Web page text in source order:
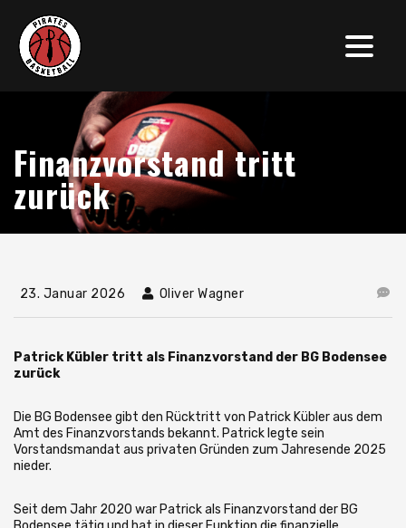
Finanzvorstand tritt
zurück
23. Januar 2026 Oliver Wagner
Patrick Kübler tritt als Finanzvorstand der BG Bodensee
zurück
Die BG Bodensee gibt den Rücktritt von Patrick Kübler aus dem
Amt des Finanzvorstands bekannt. Patrick legte sein
Vorstandsmandat aus privaten Gründen zum Jahresende 2025
nieder.
Seit dem Jahr 2020 war Patrick als Finanzvorstand der BG